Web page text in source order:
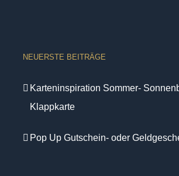
NEUERSTE BEITRÄGE
Karteninspiration Sommer-
Klappkarte
Pop Up Gutschein- oder